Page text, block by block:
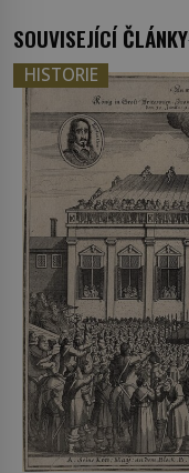
SOUVISEJÍCÍ ČLÁNKY
HISTORIE